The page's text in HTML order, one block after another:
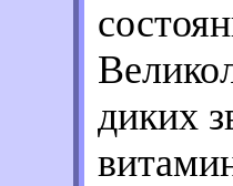
диких